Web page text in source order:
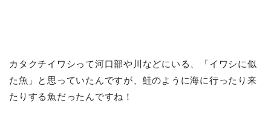
カタクチイワシって河口部や川などにいる、「イワシに似
た魚」と思っていたんですが、鮭のように海に行ったり来
たりする魚だったんですね！